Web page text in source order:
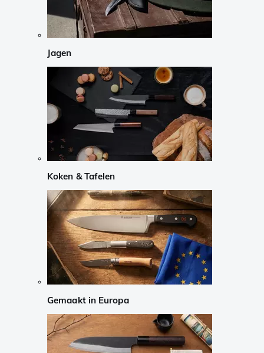
Jagen
Koken & Tafelen
Gemaakt in Europa